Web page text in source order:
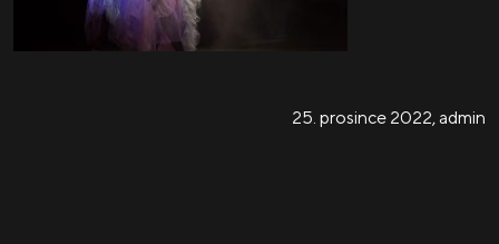
25. prosince 2022, admin